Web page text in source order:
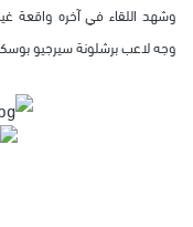
وشهد اللقاء في آخره واقعة
وجه لاعب برشلونة سيرجيو